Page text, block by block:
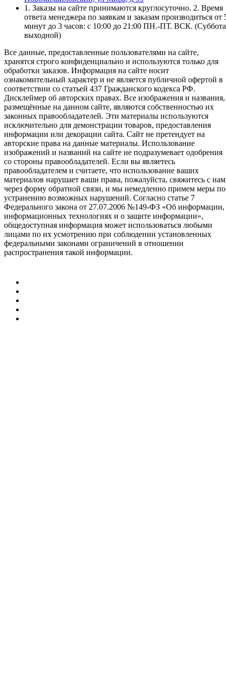
1. Заказы на сайте принимаются круглосуточно. 2. Время
ответа менеджера по заявкам и заказам производиться от
минут до 3 часов: с 10:00 до 21:00 ПН.-ПТ. ВСК. (Суббота
выходной)
Все данные, предоставленные пользователями на сайте,
хранятся строго конфиденциально и используются только для
обработки заказов. Информация на сайте носит
ознакомительный характер и не является публичной офертой в
соответствии со статьей 437 Гражданского кодекса РФ.
Дисклеймер об авторских правах. Все изображения и названия,
размещённые на данном сайте, являются собственностью их
законных правообладателей. Эти материалы используются
исключительно для демонстрации товаров, предоставления
информации или декорации сайта. Сайт не претендует на
авторские права на данные материалы. Использование
изображений и названий на сайте не подразумевает одобрения
со стороны правообладателей. Если вы являетесь
правообладателем и считаете, что использование ваших
материалов нарушает ваши права, пожалуйста, свяжитесь с
через форму обратной связи, и мы немедленно примем меры по
устранению возможных нарушений. Согласно статье 7
Федерального закона от 27.07.2006 №149-ФЗ «Об информации,
информационных технологиях и о защите информации»,
общедоступная информация может использоваться любыми
лицами по их усмотрению при соблюдении установленных
федеральными законами ограничений в отношении
распространения такой информации.